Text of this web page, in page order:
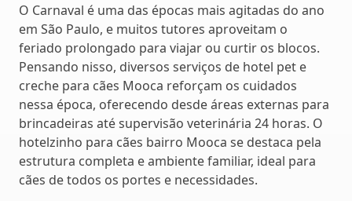
O Carnaval é uma das épocas mais agitadas do ano
em São Paulo, e muitos tutores aproveitam o
feriado prolongado para viajar ou curtir os blocos.
Pensando nisso, diversos serviços de hotel pet e
creche para cães Mooca reforçam os cuidados
nessa época, oferecendo desde áreas externas para
brincadeiras até supervisão veterinária 24 horas. O
hotelzinho para cães bairro Mooca se destaca pela
estrutura completa e ambiente familiar, ideal para
cães de todos os portes e necessidades.